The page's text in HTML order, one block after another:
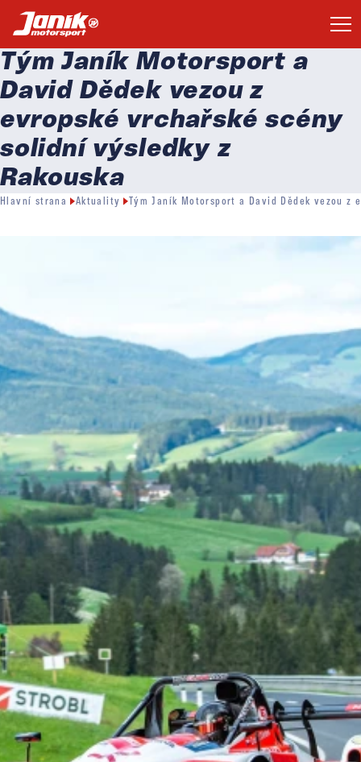
Tým Janík Motorsport a
David Dědek vezou z
evropské vrchařské scény
solidní výsledky z
Rakouska
Hlavní strana Aktuality Tým Janík Motorsport a David Dědek vezou